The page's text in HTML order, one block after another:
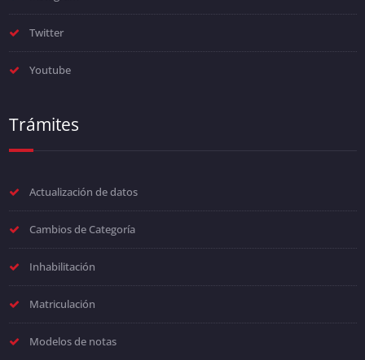
Twitter
Youtube
Trámites
Actualización de datos
Cambios de Categoría
Inhabilitación
Matriculación
Modelos de notas